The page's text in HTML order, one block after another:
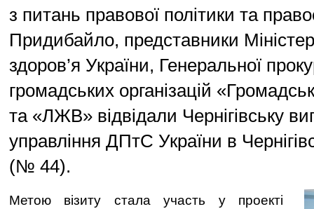
з питань правової політики та
Придибайло, представники
здоров’я України, Генеральної
громадських організацій
та «ЛЖВ» відвідали Чернігівську
управління ДПтС України в
(№ 44).
Метою візиту стала участь у проекті